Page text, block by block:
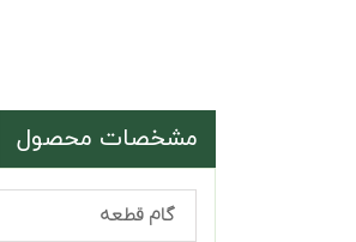
مشخصات محصول
گام قطعه